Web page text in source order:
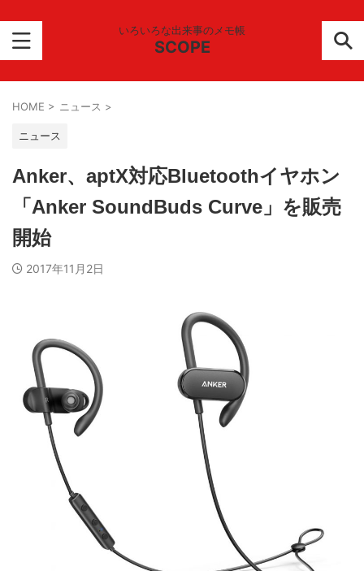
いろいろな出来事のメモ帳
SCOPE
HOME > ニュース >
ニュース
Anker、aptX対応Bluetoothイヤホン
「Anker SoundBuds Curve」を販売
開始
2017年11月2日